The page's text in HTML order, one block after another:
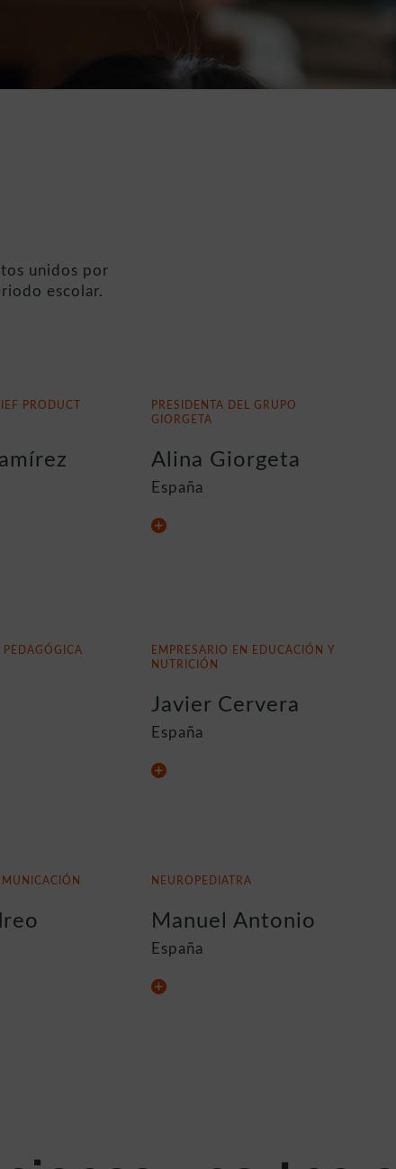
unidos por
escolar.
PRODUCT
PRESIDENTA DEL GRUPO
GIORGETA
Alina Giorgeta
España
EMPRESARIO EN EDUCACIÓN Y
NUTRICIÓN
Javier Cervera
España
NEUROPEDIATRA
Manuel Antonio
España